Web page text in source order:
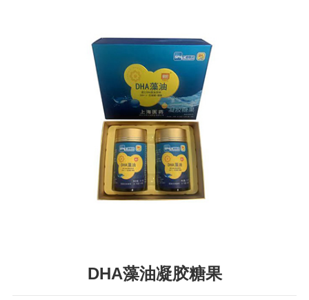
DHA藻油凝胶糖果